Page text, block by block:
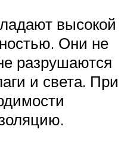
высокой
Они не
разрушаются
и света. При